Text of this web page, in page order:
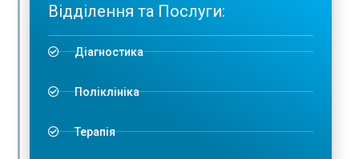
Відділення та Послуги:
Діагностика
Поліклініка
Терапія